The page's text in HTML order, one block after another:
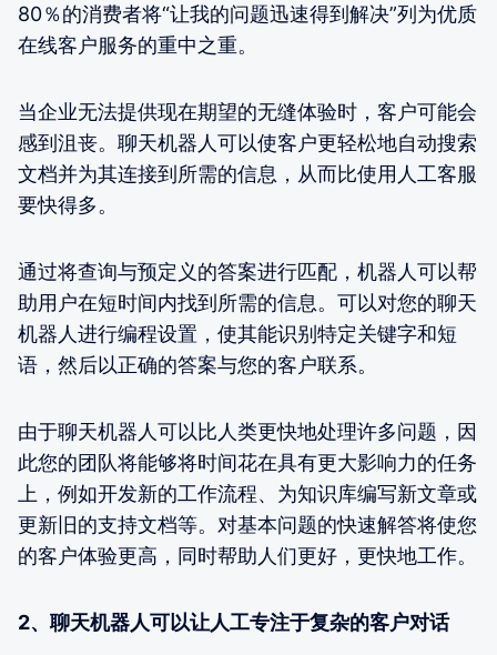
80％的消费者将“让我的问题迅速得到解决”列为优质
在线客户服务的重中之重。
当企业无法提供现在期望的无缝体验时，客户可能会
感到沮丧。聊天机器人可以使客户更轻松地自动搜索
文档并为其连接到所需的信息，从而比使用人工客服
要快得多。
通过将查询与预定义的答案进行匹配，机器人可以帮
助用户在短时间内找到所需的信息。可以对您的聊天
机器人进行编程设置，使其能识别特定关键字和短
语，然后以正确的答案与您的客户联系。
由于聊天机器人可以比人类更快地处理许多问题，因
此您的团队将能够将时间花在具有更大影响力的任务
上，例如开发新的工作流程、为知识库编写新文章或
更新旧的支持文档等。对基本问题的快速解答将使您
的客户体验更高，同时帮助人们更好，更快地工作。
2、聊天机器人可以让人工专注于复杂的客户对话